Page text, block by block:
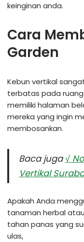
keinginan anda.
Cara
Garden
Kebun vertikal
terbatas pada
memiliki halaman
mereka yang ingin
membosankan.
Baca juga√
Vertikal
Apakah Anda
tanaman herbal
tahan panas yang
ulas,